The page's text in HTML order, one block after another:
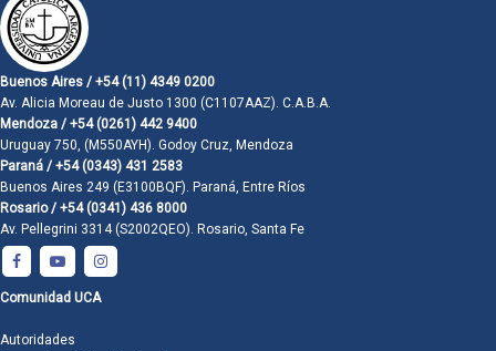
Buenos Aires / +54 (11) 4349 0200
Av. Alicia Moreau de Justo 1300 (C1107AAZ). C.A.B.A.
Mendoza / +54 (0261) 442 9400
Uruguay 750, (M550AYH). Godoy Cruz, Mendoza
Paraná / +54 (0343) 431 2583
Buenos Aires 249 (E3100BQF). Paraná, Entre Ríos
Rosario / +54 (0341) 436 8000
Av. Pellegrini 3314 (S2002QEO). Rosario, Santa Fe
Comunidad UCA
Autoridades